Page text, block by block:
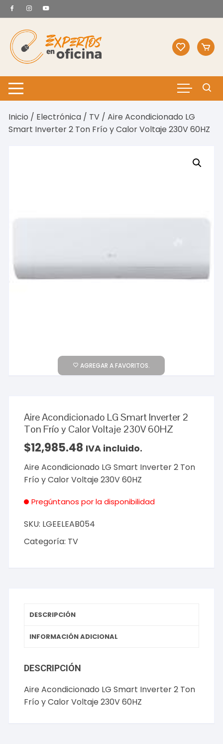
Saltar
al
contenido
Inicio / Electrónica / TV / Aire Acondicionado LG
Smart Inverter 2 Ton Frío y Calor Voltaje 230V 60HZ
AGREGAR A FAVORITOS.
Aire Acondicionado LG Smart Inverter 2
Ton Frío y Calor Voltaje 230V 60HZ
$12,985.48 IVA incluido.
Aire Acondicionado LG Smart Inverter 2 Ton
Frío y Calor Voltaje 230V 60HZ
Pregúntanos por la disponibilidad
SKU: LGEELEAB054
Categoría: TV
DESCRIPCIÓN
INFORMACIÓN ADICIONAL
DESCRIPCIÓN
Aire Acondicionado LG Smart Inverter 2 Ton
Frío y Calor Voltaje 230V 60HZ